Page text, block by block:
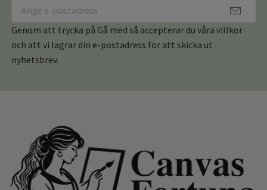
Genom att trycka på Gå med så accepterar du våra villkor
och att vi lagrar din e-postadress för att skicka ut
nyhetsbrev.